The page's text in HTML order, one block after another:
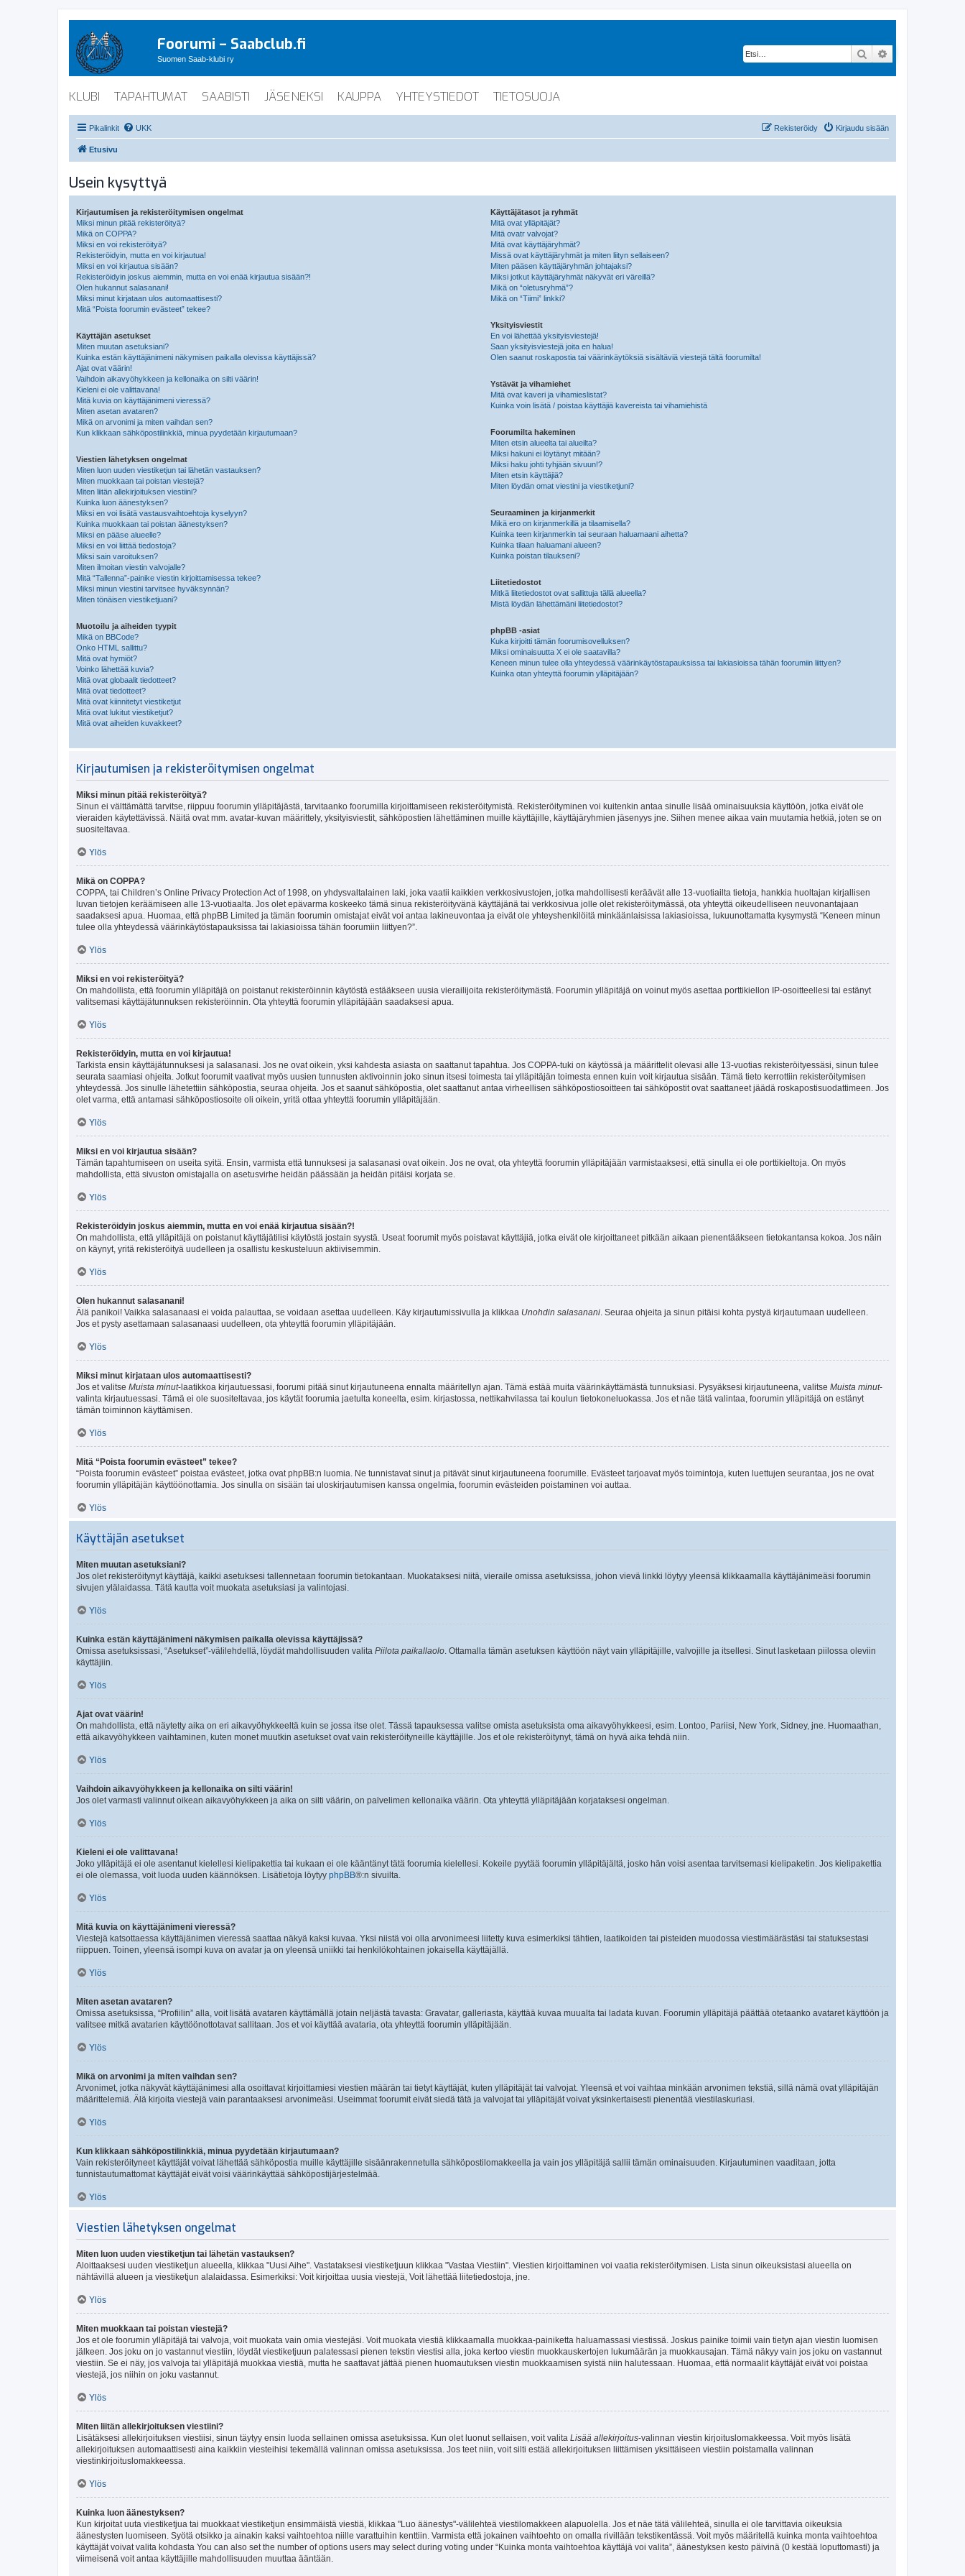
Foorumi – Saabclub.fi
Suomen Saab-klubi ry Etsi
KLUBI TAPAHTUMAT SAABISTI JÄSENEKSI KAUPPA YHTEYSTIEDOT TIETOSUOJA
Pikalinkit UKK Kirjaudu sisään
Rekisteröidy
Etusivu
Usein kysyttyä
Kirjautumisen ja rekisteröitymisen ongelmat
Miksi minun pitää rekisteröityä?
Mikä on COPPA?
Miksi en voi rekisteröityä?
Rekisteröidyin, mutta en voi kirjautua!
Miksi en voi kirjautua sisään?
Rekisteröidyin joskus aiemmin, mutta en voi enää kirjautua sisään?!
Olen hukannut salasanani!
Miksi minut kirjataan ulos automaattisesti?
Mitä “Poista foorumin evästeet” tekee?
Käyttäjän asetukset
Miten muutan asetuksiani?
Kuinka estän käyttäjänimeni näkymisen paikalla olevissa käyttäjissä?
Ajat ovat väärin!
Vaihdoin aikavyöhykkeen ja kellonaika on silti väärin!
Kieleni ei ole valittavana!
Mitä kuvia on käyttäjänimeni vieressä?
Miten asetan avataren?
Mikä on arvonimi ja miten vaihdan sen?
Kun klikkaan sähköpostilinkkiä, minua pyydetään kirjautumaan?
Viestien lähetyksen ongelmat
Miten luon uuden viestiketjun tai lähetän vastauksen?
Miten muokkaan tai poistan viestejä?
Miten liitän allekirjoituksen viestiini?
Kuinka luon äänestyksen?
Miksi en voi lisätä vastausvaihtoehtoja kyselyyn?
Kuinka muokkaan tai poistan äänestyksen?
Miksi en pääse alueelle?
Miksi en voi liittää tiedostoja?
Miksi sain varoituksen?
Miten ilmoitan viestin valvojalle?
Mitä “Tallenna”-painike viestin kirjoittamisessa tekee?
Miksi minun viestini tarvitsee hyväksynnän?
Miten tönäisen viestiketjuani?
Muotoilu ja aiheiden tyypit
Mikä on BBCode?
Onko HTML sallittu?
Mitä ovat hymiöt?
Voinko lähettää kuvia?
Mitä ovat globaalit tiedotteet?
Mitä ovat tiedotteet?
Mitä ovat kiinnitetyt viestiketjut
Mitä ovat lukitut viestiketjut?
Mitä ovat aiheiden kuvakkeet?
Käyttäjätasot ja ryhmät
Mitä ovat ylläpitäjät?
Mitä ovatr valvojat?
Mitä ovat käyttäjäryhmät?
Missä ovat käyttäjäryhmät ja miten liityn sellaiseen?
Miten pääsen käyttäjäryhmän johtajaksi?
Miksi jotkut käyttäjäryhmät näkyvät eri väreillä?
Mikä on “oletusryhmä”?
Mikä on “Tiimi” linkki?
Yksityisviestit
En voi lähettää yksityisviestejä!
Saan yksityisviestejä joita en halua!
Olen saanut roskapostia tai väärinkäytöksiä sisältäviä viestejä tältä foorumilta!
Ystävät ja vihamiehet
Mitä ovat kaveri ja vihamieslistat?
Kuinka voin lisätä / poistaa käyttäjiä kavereista tai vihamiehistä
Foorumilta hakeminen
Miten etsin alueelta tai alueilta?
Miksi hakuni ei löytänyt mitään?
Miksi haku johti tyhjään sivuun!?
Miten etsin käyttäjiä?
Miten löydän omat viestini ja viestiketjuni?
Seuraaminen ja kirjanmerkit
Mikä ero on kirjanmerkillä ja tilaamisella?
Kuinka teen kirjanmerkin tai seuraan haluamaani aihetta?
Kuinka tilaan haluamani alueen?
Kuinka poistan tilaukseni?
Liitetiedostot
Mitkä liitetiedostot ovat sallittuja tällä alueella?
Mistä löydän lähettämäni liitetiedostot?
phpBB -asiat
Kuka kirjoitti tämän foorumisovelluksen?
Miksi ominaisuutta X ei ole saatavilla?
Keneen minun tulee olla yhteydessä väärinkäytöstapauksissa tai lakiasioissa tähän foorumiin liittyen?
Kuinka otan yhteyttä foorumin ylläpitäjään?
Kirjautumisen ja rekisteröitymisen ongelmat
Miksi minun pitää rekisteröityä?
Sinun ei välttämättä tarvitse, riippuu foorumin ylläpitäjästä, tarvitaanko foorumilla kirjoittamiseen rekisteröitymistä. Rekisteröityminen voi kuitenkin antaa sinulle lisää ominaisuuksia käyttöön, jotka eivät ole
vieraiden käytettävissä. Näitä ovat mm. avatar-kuvan määrittely, yksityisviestit, sähköpostien lähettäminen muille käyttäjille, käyttäjäryhmien jäsenyys jne. Siihen menee aikaa vain muutamia hetkiä, joten se on
suositeltavaa.
Ylös
Mikä on COPPA?
COPPA, tai Children’s Online Privacy Protection Act of 1998, on yhdysvaltalainen laki, joka vaatii kaikkien verkkosivustojen, jotka mahdollisesti keräävät alle 13-vuotiailta tietoja, hankkia huoltajan kirjallisen
luvan tietojen keräämiseen alle 13-vuotiaalta. Jos olet epävarma koskeeko tämä sinua rekisteröityvänä käyttäjänä tai verkkosivua jolle olet rekisteröitymässä, ota yhteyttä oikeudelliseen neuvonantajaan
saadaksesi apua. Huomaa, että phpBB Limited ja tämän foorumin omistajat eivät voi antaa lakineuvontaa ja eivät ole yhteyshenkilöitä minkäänlaisissa lakiasioissa, lukuunottamatta kysymystä “Keneen minun
tulee olla yhteydessä väärinkäytöstapauksissa tai lakiasioissa tähän foorumiin liittyen?”.
Ylös
Miksi en voi rekisteröityä?
On mahdollista, että foorumin ylläpitäjä on poistanut rekisteröinnin käytöstä estääkseen uusia vierailijoita rekisteröitymästä. Foorumin ylläpitäjä on voinut myös asettaa porttikiellon IP-osoitteellesi tai estänyt
valitsemasi käyttäjätunnuksen rekisteröinnin. Ota yhteyttä foorumin ylläpitäjään saadaksesi apua.
Ylös
Rekisteröidyin, mutta en voi kirjautua!
Tarkista ensin käyttäjätunnuksesi ja salasanasi. Jos ne ovat oikein, yksi kahdesta asiasta on saattanut tapahtua. Jos COPPA-tuki on käytössä ja määrittelit olevasi alle 13-vuotias rekisteröityessäsi, sinun tulee
seurata saamiasi ohjeita. Jotkut foorumit vaativat myös uusien tunnusten aktivoinnin joko sinun itsesi toimesta tai ylläpitäjän toimesta ennen kuin voit kirjautua sisään. Tämä tieto kerrottiin rekisteröitymisen
yhteydessä. Jos sinulle lähetettiin sähköpostia, seuraa ohjeita. Jos et saanut sähköpostia, olet saattanut antaa virheellisen sähköpostiosoitteen tai sähköpostit ovat saattaneet jäädä roskapostisuodattimeen. Jos
olet varma, että antamasi sähköpostiosoite oli oikein, yritä ottaa yhteyttä foorumin ylläpitäjään.
Ylös
Miksi en voi kirjautua sisään?
Tämän tapahtumiseen on useita syitä. Ensin, varmista että tunnuksesi ja salasanasi ovat oikein. Jos ne ovat, ota yhteyttä foorumin ylläpitäjään varmistaaksesi, että sinulla ei ole porttikieltoja. On myös
mahdollista, että sivuston omistajalla on asetusvirhe heidän päässään ja heidän pitäisi korjata se.
Ylös
Rekisteröidyin joskus aiemmin, mutta en voi enää kirjautua sisään?!
On mahdollista, että ylläpitäjä on poistanut käyttäjätilisi käytöstä jostain syystä. Useat foorumit myös poistavat käyttäjiä, jotka eivät ole kirjoittaneet pitkään aikaan pienentääkseen tietokantansa kokoa. Jos näin
on käynyt, yritä rekisteröityä uudelleen ja osallistu keskusteluun aktiivisemmin.
Ylös
Olen hukannut salasanani!
Älä panikoi! Vaikka salasanaasi ei voida palauttaa, se voidaan asettaa uudelleen. Käy kirjautumissivulla ja klikkaa Unohdin salasanani . Seuraa ohjeita ja sinun pitäisi kohta pystyä kirjautumaan uudelleen.
Jos et pysty asettamaan salasanaasi uudelleen, ota yhteyttä foorumin ylläpitäjään.
Ylös
Miksi minut kirjataan ulos automaattisesti?
Jos et valitse Muista minut-laatikkoa kirjautuessasi, foorumi pitää sinut kirjautuneena ennalta määritellyn ajan. Tämä estää muita väärinkäyttämästä tunnuksiasi. Pysyäksesi kirjautuneena, valitse Muista minut-
valinta kirjautuessasi. Tämä ei ole suositeltavaa, jos käytät foorumia jaetulta koneelta, esim. kirjastossa, nettikahvilassa tai koulun tietokoneluokassa. Jos et näe tätä valintaa, foorumin ylläpitäjä on estänyt
tämän toiminnon käyttämisen.
Ylös
Mitä “Poista foorumin evästeet” tekee?
“Poista foorumin evästeet” poistaa evästeet, jotka ovat phpBB:n luomia. Ne tunnistavat sinut ja pitävät sinut kirjautuneena foorumille. Evästeet tarjoavat myös toimintoja, kuten luettujen seurantaa, jos ne ovat
foorumin ylläpitäjän käyttöönottamia. Jos sinulla on sisään tai uloskirjautumisen kanssa ongelmia, foorumin evästeiden poistaminen voi auttaa.
Ylös
Käyttäjän asetukset
Miten muutan asetuksiani?
Jos olet rekisteröitynyt käyttäjä, kaikki asetuksesi tallennetaan foorumin tietokantaan. Muokataksesi niitä, vieraile omissa asetuksissa, johon vievä linkki löytyy yleensä klikkaamalla käyttäjänimeäsi foorumin
sivujen ylälaidassa. Tätä kautta voit muokata asetuksiasi ja valintojasi.
Ylös
Kuinka estän käyttäjänimeni näkymisen paikalla olevissa käyttäjissä?
Omissa asetuksissasi, “Asetukset”-välilehdellä, löydät mahdollisuuden valita Piilota paikallaolo . Ottamalla tämän asetuksen käyttöön näyt vain ylläpitäjille, valvojille ja itsellesi. Sinut lasketaan piilossa oleviin
käyttäjiin.
Ylös
Ajat ovat väärin!
On mahdollista, että näytetty aika on eri aikavyöhykkeeltä kuin se jossa itse olet. Tässä tapauksessa valitse omista asetuksista oma aikavyöhykkeesi, esim. Lontoo, Pariisi, New York, Sidney, jne. Huomaathan,
että aikavyöhykkeen vaihtaminen, kuten monet muutkin asetukset ovat vain rekisteröityneille käyttäjille. Jos et ole rekisteröitynyt, tämä on hyvä aika tehdä niin.
Ylös
Vaihdoin aikavyöhykkeen ja kellonaika on silti väärin!
Jos olet varmasti valinnut oikean aikavyöhykkeen ja aika on silti väärin, on palvelimen kellonaika väärin. Ota yhteyttä ylläpitäjään korjataksesi ongelman.
Ylös
Kieleni ei ole valittavana!
Joko ylläpitäjä ei ole asentanut kielellesi kielipakettia tai kukaan ei ole kääntänyt tätä foorumia kielellesi. Kokeile pyytää foorumin ylläpitäjältä, josko hän voisi asentaa tarvitsemasi kielipaketin. Jos kielipakettia
ei ole olemassa, voit luoda uuden käännöksen. Lisätietoja löytyy phpBB®:n sivuilta.
Ylös
Mitä kuvia on käyttäjänimeni vieressä?
Viestejä katsottaessa käyttäjänimen vieressä saattaa näkyä kaksi kuvaa. Yksi niistä voi olla arvonimeesi liitetty kuva esimerkiksi tähtien, laatikoiden tai pisteiden muodossa viestimäärästäsi tai statuksestasi
riippuen. Toinen, yleensä isompi kuva on avatar ja on yleensä uniikki tai henkilökohtainen jokaisella käyttäjällä.
Ylös
Miten asetan avataren?
Omissa asetuksissa, “Profiilin” alla, voit lisätä avataren käyttämällä jotain neljästä tavasta: Gravatar, galleriasta, käyttää kuvaa muualta tai ladata kuvan. Foorumin ylläpitäjä päättää otetaanko avataret käyttöön ja
valitsee mitkä avatarien käyttöönottotavat sallitaan. Jos et voi käyttää avataria, ota yhteyttä foorumin ylläpitäjään.
Ylös
Mikä on arvonimi ja miten vaihdan sen?
Arvonimet, jotka näkyvät käyttäjänimesi alla osoittavat kirjoittamiesi viestien määrän tai tietyt käyttäjät, kuten ylläpitäjät tai valvojat. Yleensä et voi vaihtaa minkään arvonimen tekstiä, sillä nämä ovat ylläpitäjän
määrittelemiä. Älä kirjoita viestejä vain parantaaksesi arvonimeäsi. Useimmat foorumit eivät siedä tätä ja valvojat tai ylläpitäjät voivat yksinkertaisesti pienentää viestilaskuriasi.
Ylös
Kun klikkaan sähköpostilinkkiä, minua pyydetään kirjautumaan?
Vain rekisteröityneet käyttäjät voivat lähettää sähköpostia muille käyttäjille sisäänrakennetulla sähköpostilomakkeella ja vain jos ylläpitäjä sallii tämän ominaisuuden. Kirjautuminen vaaditaan, jotta
tunnistautumattomat käyttäjät eivät voisi väärinkäyttää sähköpostijärjestelmää.
Ylös
Viestien lähetyksen ongelmat
Miten luon uuden viestiketjun tai lähetän vastauksen?
Aloittaaksesi uuden viestiketjun alueella, klikkaa "Uusi Aihe". Vastataksesi viestiketjuun klikkaa "Vastaa Viestiin". Viestien kirjoittaminen voi vaatia rekisteröitymisen. Lista sinun oikeuksistasi alueella on
nähtävillä alueen ja viestiketjun alalaidassa. Esimerkiksi: Voit kirjoittaa uusia viestejä, Voit lähettää liitetiedostoja, jne.
Ylös
Miten muokkaan tai poistan viestejä?
Jos et ole foorumin ylläpitäjä tai valvoja, voit muokata vain omia viestejäsi. Voit muokata viestiä klikkaamalla muokkaa-painiketta haluamassasi viestissä. Joskus painike toimii vain tietyn ajan viestin luomisen
jälkeen. Jos joku on jo vastannut viestiin, löydät viestiketjuun palatessasi pienen tekstin viestisi alla, joka kertoo viestin muokkauskertojen lukumäärän ja muokkausajan. Tämä näkyy vain jos joku on vastannut
viestiin. Se ei näy, jos valvoja tai ylläpitäjä muokkaa viestiä, mutta he saattavat jättää pienen huomautuksen viestin muokkaamisen syistä niin halutessaan. Huomaa, että normaalit käyttäjät eivät voi poistaa
viestejä, jos niihin on joku vastannut.
Ylös
Miten liitän allekirjoituksen viestiini?
Lisätäksesi allekirjoituksen viestiisi, sinun täytyy ensin luoda sellainen omissa asetuksissa. Kun olet luonut sellaisen, voit valita Lisää allekirjoitus-valinnan viestin kirjoituslomakkeessa. Voit myös lisätä
allekirjoituksen automaattisesti aina kaikkiin viesteihisi tekemällä valinnan omissa asetuksissa. Jos teet niin, voit silti estää allekirjoituksen liittämisen yksittäiseen viestiin poistamalla valinnan
viestinkirjoituslomakkeessa.
Ylös
Kuinka luon äänestyksen?
Kun kirjoitat uuta viestiketjua tai muokkaat viestiketjun ensimmäistä viestiä, klikkaa "Luo äänestys"-välilehteä viestilomakkeen alapuolella. Jos et näe tätä välilehteä, sinulla ei ole tarvittavia oikeuksia
äänestysten luomiseen. Syötä otsikko ja ainakin kaksi vaihtoehtoa niille varattuihin kenttiin. Varmista että jokainen vaihtoehto on omalla rivillään tekstikentässä. Voit myös määritellä kuinka monta vaihtoehtoa
käyttäjät voivat valita kohdasta You can also set the number of options users may select during voting under “Kuinka monta vaihtoehtoa käyttäjä voi valita”, äänestyksen kesto päivinä (0 kestää loputtomasti) ja
viimeisenä voit antaa käyttäjille mahdollisuuden muuttaa ääntään.